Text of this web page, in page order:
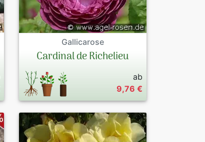
Gallicarose
Cardinal de Richelieu
ab
9,76 €